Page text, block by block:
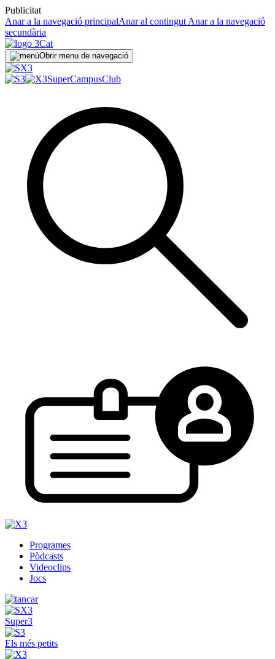
Publicitat
Anar a la navegació principalAnar al contingut Anar a la navegació
secundària
Obrir menu de navegació
SuperCampusClub
Programes
Pòdcasts
Videoclips
Jocs
Super3
Els més petits